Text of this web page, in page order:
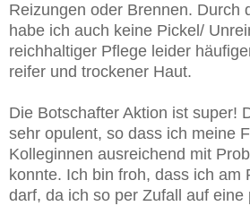
Reizungen oder Brennen. Durch
habe ich auch keine Pickel/
reichhaltiger Pflege leider
reifer und trockener Haut.
Die Botschafter Aktion ist super!
sehr opulent, so dass ich meine
Kolleginnen ausreichend mit
konnte. Ich bin froh, dass ich am
darf, da ich so per Zufall auf eine